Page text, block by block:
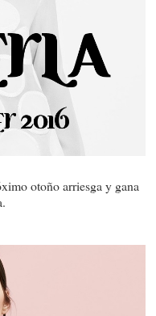
otoño arriesga y gana